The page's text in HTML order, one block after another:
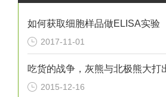
如何获取细胞样品做ELISA实验
2017-11-01
吃货的战争，灰熊与北极熊大打
2015-12-16